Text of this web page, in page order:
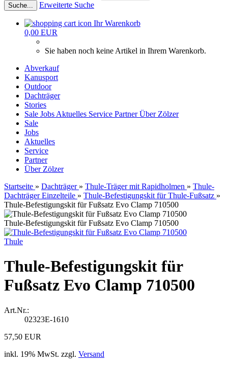
Suche... Erweiterte Suche
Ihr Warenkorb
0,00 EUR
Sie haben noch keine Artikel in Ihrem Warenkorb.
Abverkauf
Kanusport
Outdoor
Dachträger
Stories
Sale Jobs Aktuelles Service PartnerÜber Zölzer
Sale
Jobs
Aktuelles
Service
Partner
Über Zölzer
Startseite » Dachträger » Thule-Träger mit Rapidholmen » Thule-
Dachträger Einzelteile » Thule-Befestigungskit für Thule-Fußsatz »
Thule-Befestigungskit für Fußsatz Evo Clamp 710500
Thule-Befestigungskit für Fußsatz Evo Clamp 710500
Thule
Thule-Befestigungskit für
Fußsatz Evo Clamp 710500
Art.Nr.:
02323E-1610
57,50 EUR
inkl. 19% MwSt. zzgl. Versand